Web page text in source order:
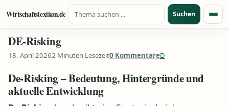
Zum Inhalt springen
Wirtschaftslexikon.de
Suche nach:
Suchen
DE-Risking
18. April 20262 Minuten Lesezeit0 KommentareD
De-Risking – Bedeutung, Hintergründe und
aktuelle Entwicklung